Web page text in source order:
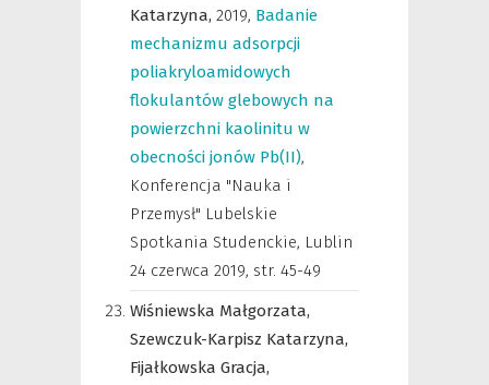
Katarzyna, 2019, Badanie
mechanizmu adsorpcji
poliakryloamidowych
flokulantów glebowych na
powierzchni kaolinitu w
obecności jonów Pb(II),
Konferencja "Nauka i
Przemysł" Lubelskie
Spotkania Studenckie, Lublin
24 czerwca 2019, str. 45-49
Wiśniewska Małgorzata,
Szewczuk-Karpisz Katarzyna,
Fijałkowska Gracja,